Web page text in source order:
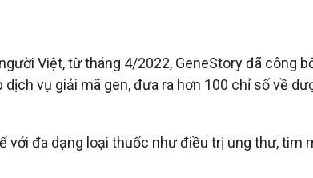
Việt, từ tháng 4/2022, GeneStory đã công
vụ giải mã gen, đưa ra hơn 100 chỉ số về
đa dạng loại thuốc như điều trị ung thư, tim